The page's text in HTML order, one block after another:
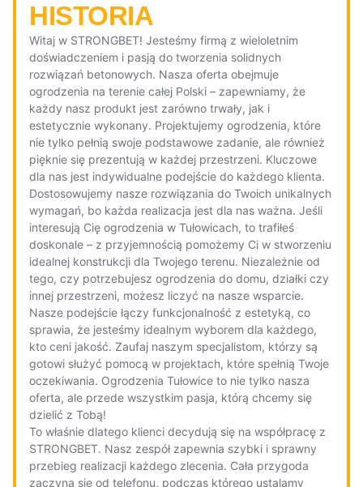
HISTORIA
Witaj w STRONGBET! Jesteśmy firmą z wieloletnim
doświadczeniem i pasją do tworzenia solidnych
rozwiązań betonowych. Nasza oferta obejmuje
ogrodzenia na terenie całej Polski – zapewniamy, że
każdy nasz produkt jest zarówno trwały, jak i
estetycznie wykonany. Projektujemy ogrodzenia, które
nie tylko pełnią swoje podstawowe zadanie, ale również
pięknie się prezentują w każdej przestrzeni. Kluczowe
dla nas jest indywidualne podejście do każdego klienta.
Dostosowujemy nasze rozwiązania do Twoich unikalnych
wymagań, bo każda realizacja jest dla nas ważna. Jeśli
interesują Cię ogrodzenia w Tułowicach, to trafiłeś
doskonale – z przyjemnością pomożemy Ci w stworzeniu
idealnej konstrukcji dla Twojego terenu. Niezależnie od
tego, czy potrzebujesz ogrodzenia do domu, działki czy
innej przestrzeni, możesz liczyć na nasze wsparcie.
Nasze podejście łączy funkcjonalność z estetyką, co
sprawia, że jesteśmy idealnym wyborem dla każdego,
kto ceni jakość. Zaufaj naszym specjalistom, którzy są
gotowi służyć pomocą w projektach, które spełnią Twoje
oczekiwania. Ogrodzenia Tułowice to nie tylko nasza
oferta, ale przede wszystkim pasja, którą chcemy się
dzielić z Tobą!
To właśnie dlatego klienci decydują się na współpracę z
STRONGBET. Nasz zespół zapewnia szybki i sprawny
przebieg realizacji każdego zlecenia. Cała przygoda
zaczyna się od telefonu, podczas którego ustalamy